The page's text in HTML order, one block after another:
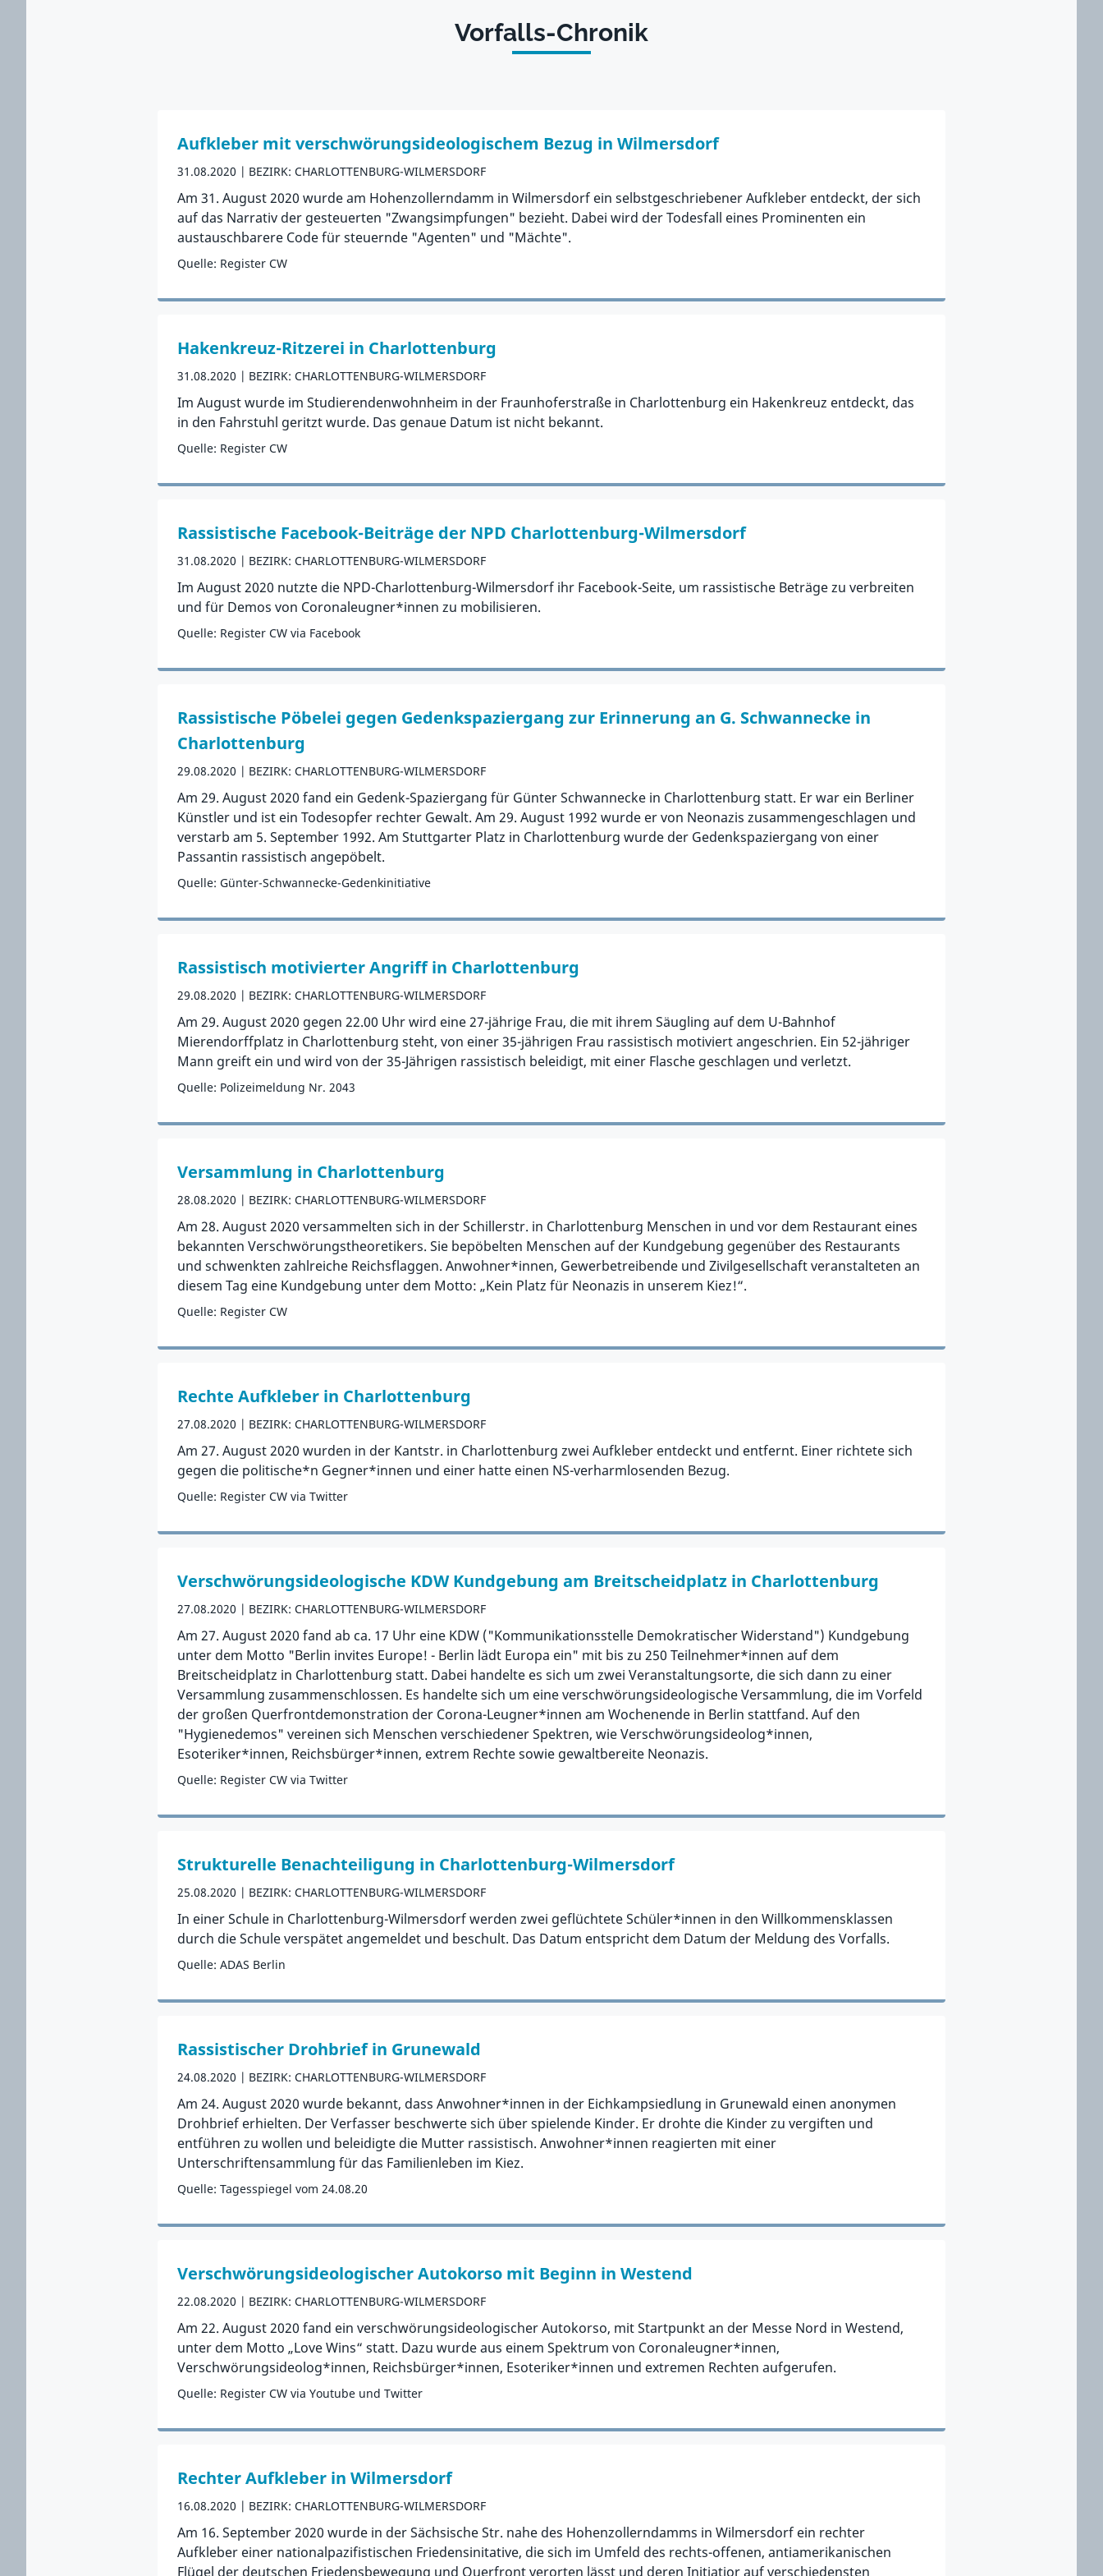
Vorfalls-Chronik
Aufkleber mit verschwörungsideologischem Bezug in Wilmersdorf
31.08.2020 BEZIRK: CHARLOTTENBURG-WILMERSDORF
Am 31. August 2020 wurde am Hohenzollerndamm in Wilmersdorf ein selbstgeschriebener Aufkleber entdeckt, der sich
auf das Narrativ der gesteuerten "Zwangsimpfungen" bezieht. Dabei wird der Todesfall eines Prominenten ein
austauschbarere Code für steuernde "Agenten" und "Mächte".
Quelle: Register CW
Zum Vorfall
Hakenkreuz-Ritzerei in Charlottenburg
31.08.2020 BEZIRK: CHARLOTTENBURG-WILMERSDORF
Im August wurde im Studierendenwohnheim in der Fraunhoferstraße in Charlottenburg ein Hakenkreuz entdeckt, das
in den Fahrstuhl geritzt wurde. Das genaue Datum ist nicht bekannt.
Quelle: Register CW
Zum Vorfall
Rassistische Facebook-Beiträge der NPD Charlottenburg-Wilmersdorf
31.08.2020 BEZIRK: CHARLOTTENBURG-WILMERSDORF
Im August 2020 nutzte die NPD-Charlottenburg-Wilmersdorf ihr Facebook-Seite, um rassistische Beträge zu verbreiten
und für Demos von Coronaleugner*innen zu mobilisieren.
Quelle: Register CW via Facebook
Zum Vorfall
Rassistische Pöbelei gegen Gedenkspaziergang zur Erinnerung an G. Schwannecke in
Charlottenburg
29.08.2020 BEZIRK: CHARLOTTENBURG-WILMERSDORF
Am 29. August 2020 fand ein Gedenk-Spaziergang für Günter Schwannecke in Charlottenburg statt. Er war ein Berliner
Künstler und ist ein Todesopfer rechter Gewalt. Am 29. August 1992 wurde er von Neonazis zusammengeschlagen und
verstarb am 5. September 1992. Am Stuttgarter Platz in Charlottenburg wurde der Gedenkspaziergang von einer
Passantin rassistisch angepöbelt.
Quelle: Günter-Schwannecke-Gedenkinitiative
Zum Vorfall
Rassistisch motivierter Angriff in Charlottenburg
29.08.2020 BEZIRK: CHARLOTTENBURG-WILMERSDORF
Am 29. August 2020 gegen 22.00 Uhr wird eine 27-jährige Frau, die mit ihrem Säugling auf dem U-Bahnhof
Mierendorffplatz in Charlottenburg steht, von einer 35-jährigen Frau rassistisch motiviert angeschrien. Ein 52-jähriger
Mann greift ein und wird von der 35-Jährigen rassistisch beleidigt, mit einer Flasche geschlagen und verletzt.
Quelle: Polizeimeldung Nr. 2043
Zum Vorfall
Versammlung in Charlottenburg
28.08.2020 BEZIRK: CHARLOTTENBURG-WILMERSDORF
Am 28. August 2020 versammelten sich in der Schillerstr. in Charlottenburg Menschen in und vor dem Restaurant eines
bekannten Verschwörungstheoretikers. Sie bepöbelten Menschen auf der Kundgebung gegenüber des Restaurants
und schwenkten zahlreiche Reichsflaggen. Anwohner*innen, Gewerbetreibende und Zivilgesellschaft veranstalteten an
diesem Tag eine Kundgebung unter dem Motto: „Kein Platz für Neonazis in unserem Kiez!“.
Quelle: Register CW
Zum Vorfall
Rechte Aufkleber in Charlottenburg
27.08.2020 BEZIRK: CHARLOTTENBURG-WILMERSDORF
Am 27. August 2020 wurden in der Kantstr. in Charlottenburg zwei Aufkleber entdeckt und entfernt. Einer richtete sich
gegen die politische*n Gegner*innen und einer hatte einen NS-verharmlosenden Bezug.
Quelle: Register CW via Twitter
Zum Vorfall
Verschwörungsideologische KDW Kundgebung am Breitscheidplatz in Charlottenburg
27.08.2020 BEZIRK: CHARLOTTENBURG-WILMERSDORF
Am 27. August 2020 fand ab ca. 17 Uhr eine KDW ("Kommunikationsstelle Demokratischer Widerstand") Kundgebung
unter dem Motto "Berlin invites Europe! - Berlin lädt Europa ein" mit bis zu 250 Teilnehmer*innen auf dem
Breitscheidplatz in Charlottenburg statt. Dabei handelte es sich um zwei Veranstaltungsorte, die sich dann zu einer
Versammlung zusammenschlossen. Es handelte sich um eine verschwörungsideologische Versammlung, die im Vorfeld
der großen Querfrontdemonstration der Corona-Leugner*innen am Wochenende in Berlin stattfand. Auf den
"Hygienedemos" vereinen sich Menschen verschiedener Spektren, wie Verschwörungsideolog*innen,
Esoteriker*innen, Reichsbürger*innen, extrem Rechte sowie gewaltbereite Neonazis.
Quelle: Register CW via Twitter
Zum Vorfall
Strukturelle Benachteiligung in Charlottenburg-Wilmersdorf
25.08.2020 BEZIRK: CHARLOTTENBURG-WILMERSDORF
In einer Schule in Charlottenburg-Wilmersdorf werden zwei geflüchtete Schüler*innen in den Willkommensklassen
durch die Schule verspätet angemeldet und beschult. Das Datum entspricht dem Datum der Meldung des Vorfalls.
Quelle: ADAS Berlin
Zum Vorfall
Rassistischer Drohbrief in Grunewald
24.08.2020 BEZIRK: CHARLOTTENBURG-WILMERSDORF
Am 24. August 2020 wurde bekannt, dass Anwohner*innen in der Eichkampsiedlung in Grunewald einen anonymen
Drohbrief erhielten. Der Verfasser beschwerte sich über spielende Kinder. Er drohte die Kinder zu vergiften und
entführen zu wollen und beleidigte die Mutter rassistisch. Anwohner*innen reagierten mit einer
Unterschriftensammlung für das Familienleben im Kiez.
Quelle: Tagesspiegel vom 24.08.20
Zum Vorfall
Verschwörungsideologischer Autokorso mit Beginn in Westend
22.08.2020 BEZIRK: CHARLOTTENBURG-WILMERSDORF
Am 22. August 2020 fand ein verschwörungsideologischer Autokorso, mit Startpunkt an der Messe Nord in Westend,
unter dem Motto „Love Wins“ statt. Dazu wurde aus einem Spektrum von Coronaleugner*innen,
Verschwörungsideolog*innen, Reichsbürger*innen, Esoteriker*innen und extremen Rechten aufgerufen.
Quelle: Register CW via Youtube und Twitter
Zum Vorfall
Rechter Aufkleber in Wilmersdorf
16.08.2020 BEZIRK: CHARLOTTENBURG-WILMERSDORF
Am 16. September 2020 wurde in der Sächsische Str. nahe des Hohenzollerndamms in Wilmersdorf ein rechter
Aufkleber einer nationalpazifistischen Friedensinitative, die sich im Umfeld des rechts-offenen, antiamerikanischen
Flügel der deutschen Friedensbewegung und Querfront verorten lässt und deren Initiatior auf verschiedensten